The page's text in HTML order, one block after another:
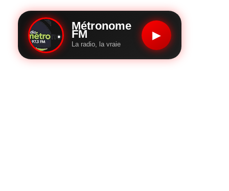
Métronome
FM
La radio, la vraie
▶